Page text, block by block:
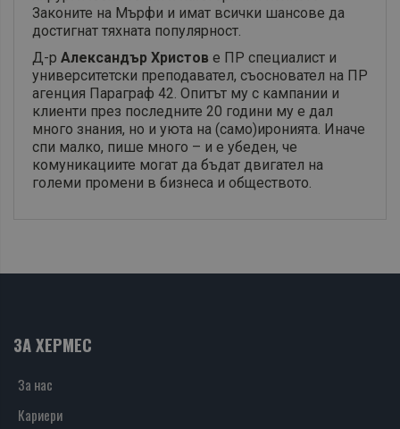
Законите на Мърфи и имат всички шансове да
достигнат тяхната популярност.
Д-р Александър Христов е ПР специалист и
университетски преподавател, съосновател на ПР
агенция Параграф 42. Опитът му с кампании и
клиенти през последните 20 години му е дал
много знания, но и уюта на (само)иронията. Иначе
спи малко, пише много – и е убеден, че
комуникациите могат да бъдат двигател на
големи промени в бизнеса и обществото.
ЗА ХЕРМЕС
За нас
Кариери